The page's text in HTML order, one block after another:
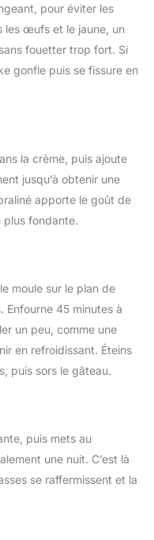
pour éviter les
les œufs et le jaune, un
fouetter trop fort. Si
gonfle puis se fissure en
la crème, puis ajoute
jusqu’à obtenir une
apporte le goût de
plus fondante.
moule sur le plan de
Enfourne 45 minutes à
un peu, comme une
en refroidissant. Éteins
puis sors le gâteau.
puis mets au
une nuit. C’est là
se raffermissent et la